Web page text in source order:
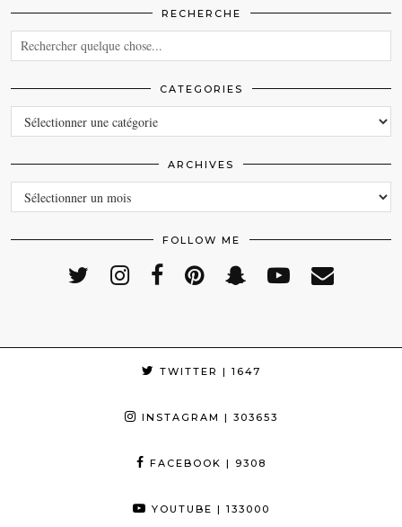
RECHERCHE
CATEGORIES
CATEGORIES
ARCHIVES
ARCHIVES
FOLLOW ME
TWITTER | 1647
INSTAGRAM | 303653
FACEBOOK | 9308
YOUTUBE | 133000